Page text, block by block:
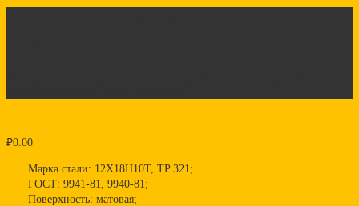
₽0.00
Марка стали: 12Х18Н10Т, TP 321;
ГОСТ: 9941-81, 9940-81;
Поверхность: матовая;